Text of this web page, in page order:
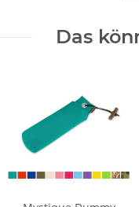
Das